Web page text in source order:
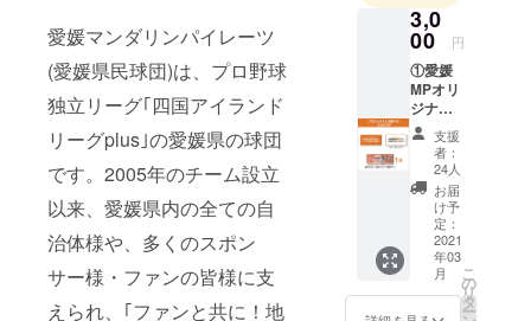
愛媛マンダリンパイレーツ
(愛媛県民球団)は、プロ野球
独立リーグ｢四国アイランド
リーグplus｣の愛媛県の球団
です。2005年のチーム設立
以来、愛媛県内の全ての自
治体様や、多くのスポン
サー様・ファンの皆様に支
えられ、｢ファンと共に！地
3,0
00 円
①愛媛
MPオリ
ジナル
ラベル
道後オ
レンジ･
エール
カラマ
ンダリ
200ml1
本 引換
券 ②選
手 直筆
支援
者：
24人
お届
け予
定：
2021
年03
月
こ
の
リ
タ
ー